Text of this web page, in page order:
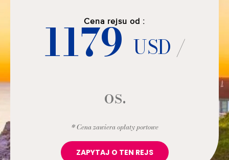
Cena rejsu od :
1179USD /
os.
* Cena zawiera opłaty portowe
ZAPYTAJ O TEN REJS